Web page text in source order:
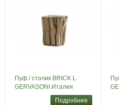
Пуф / столик BRICK L
GERVASONI Италия
Подробнее